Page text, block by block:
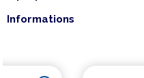
Informations